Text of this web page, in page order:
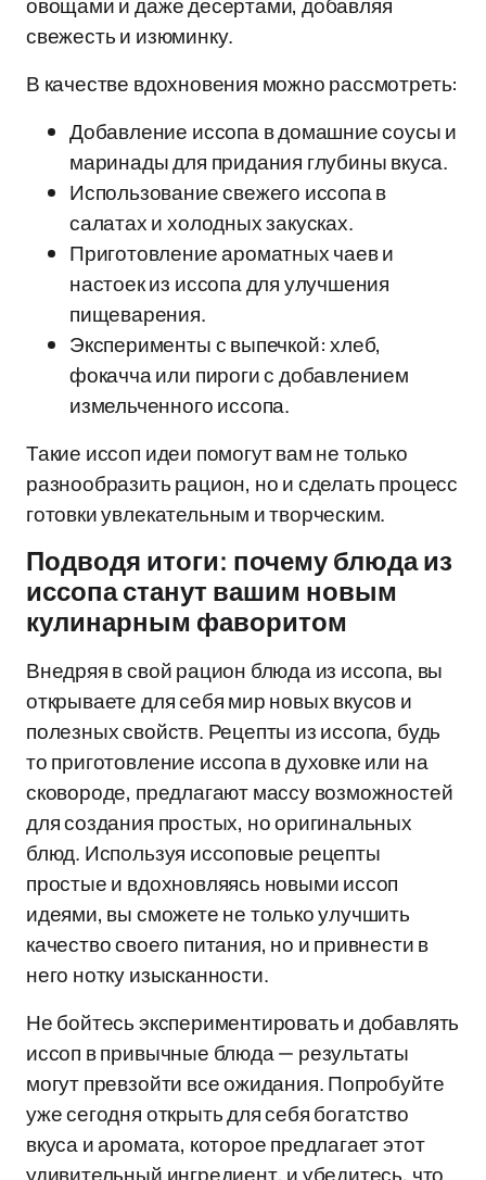
свежесть и изюминку.
В качестве вдохновения можно рассмотреть:
Добавление иссопа в домашние соусы и
маринады для придания глубины вкуса.
Использование свежего иссопа в
салатах и холодных закусках.
Приготовление ароматных чаев и
настоек из иссопа для улучшения
пищеварения.
Эксперименты с выпечкой: хлеб,
фокачча или пироги с добавлением
измельченного иссопа.
Такие иссоп идеи помогут вам не только
разнообразить рацион, но и сделать процесс
готовки увлекательным и творческим.
Подводя итоги: почему блюда из
иссопа станут вашим новым
кулинарным фаворитом
Внедряя в свой рацион блюда из иссопа, вы
открываете для себя мир новых вкусов и
полезных свойств. Рецепты из иссопа, будь
то приготовление иссопа в духовке или на
сковороде, предлагают массу возможностей
для создания простых, но оригинальных
блюд. Используя иссоповые рецепты
простые и вдохновляясь новыми иссоп
идеями, вы сможете не только улучшить
качество своего питания, но и привнести в
него нотку изысканности.
Не бойтесь экспериментировать и добавлять
иссоп в привычные блюда — результаты
могут превзойти все ожидания. Попробуйте
уже сегодня открыть для себя богатство
вкуса и аромата, которое предлагает этот